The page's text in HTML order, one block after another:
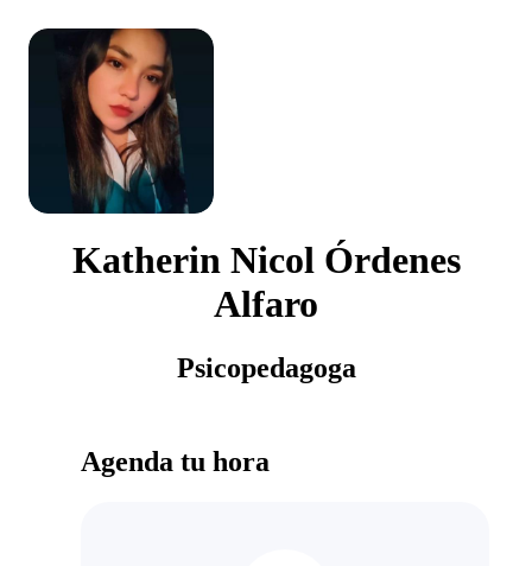
Katherin Nicol Órdenes
Alfaro
Psicopedagoga
Agenda tu hora